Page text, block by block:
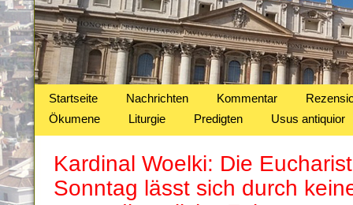
Startseite Nachrichten Kommentar
Ökumene
Liturgie Predigten Usus antiquior
Kardinal Woelki: Die
Sonntag lässt sich durch